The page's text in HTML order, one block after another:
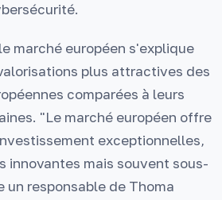
marché européen s'explique
plus attractives des
comparées à leurs
"Le marché européen offre
exceptionnelles,
innovantes mais souvent sous-
un responsable de Thoma